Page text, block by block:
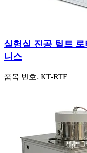
실험실 진공 틸트
니스
품목 번호: KT-RTF